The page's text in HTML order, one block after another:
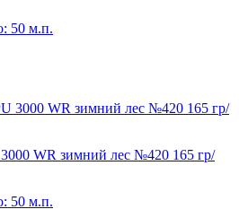
50 м.п.
WR зимний лес №420 165 гр/
50 м.п.